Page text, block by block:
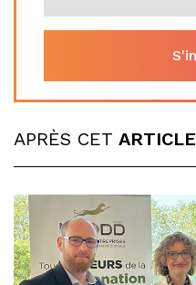
APRÈS CET ARTICLE